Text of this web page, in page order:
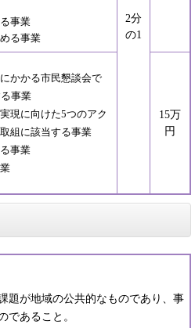
事業
る事業
2分
の1
かかる市民懇談会で
事業
現に向けた5つのアク
組に該当する事業
事業
15万
円
題が地域の公共的なものであり、事
であること。